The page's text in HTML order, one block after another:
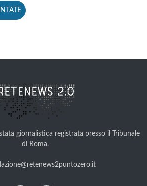
giornalistica registrata presso il Tribunale
di Roma.